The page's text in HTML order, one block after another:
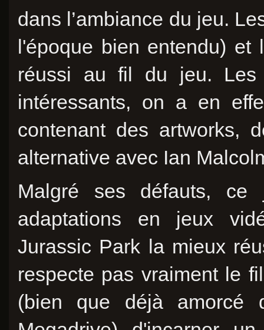
dans l’ambiance du jeu.
l'époque bien entendu)
réussi au fil du jeu. Les
intéressants, on a en
contenant des artworks,
alternative avec Ian
Malgré ses défauts,
adaptations en jeux
Jurassic Park la mieux
respecte pas vraiment le
(bien que déjà amorcé